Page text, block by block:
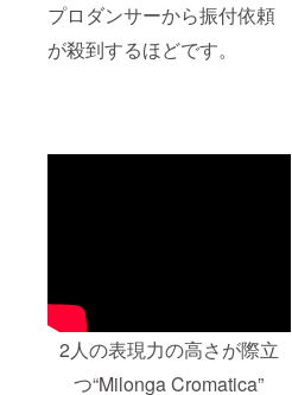
プロダンサーから振付依頼
が殺到するほどです。
2人の表現力の高さが際立
つ“Milonga Cromatica”